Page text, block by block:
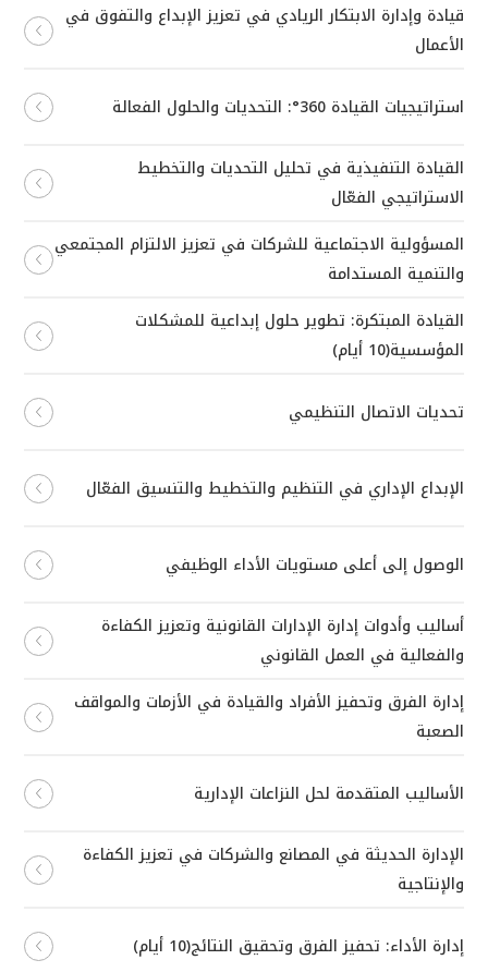
قيادة وإدارة الابتكار الريادي في تعزيز الإبداع والتفوق في
الأعمال
استراتيجيات القيادة 360°: التحديات والحلول الفعالة
القيادة التنفيذية في تحليل التحديات والتخطيط
الاستراتيجي الفعّال
المسؤولية الاجتماعية للشركات في تعزيز الالتزام المجتمعي
والتنمية المستدامة
القيادة المبتكرة: تطوير حلول إبداعية للمشكلات
المؤسسية(10 أيام)
تحديات الاتصال التنظيمي
الإبداع الإداري في التنظيم والتخطيط والتنسيق الفعّال
الوصول إلى أعلى مستويات الأداء الوظيفي
أساليب وأدوات إدارة الإدارات القانونية وتعزيز الكفاءة
والفعالية في العمل القانوني
إدارة الفرق وتحفيز الأفراد والقيادة في الأزمات والمواقف
الصعبة
الأساليب المتقدمة لحل النزاعات الإدارية
الإدارة الحديثة في المصانع والشركات في تعزيز الكفاءة
والإنتاجية
إدارة الأداء: تحفيز الفرق وتحقيق النتائج(10 أيام)